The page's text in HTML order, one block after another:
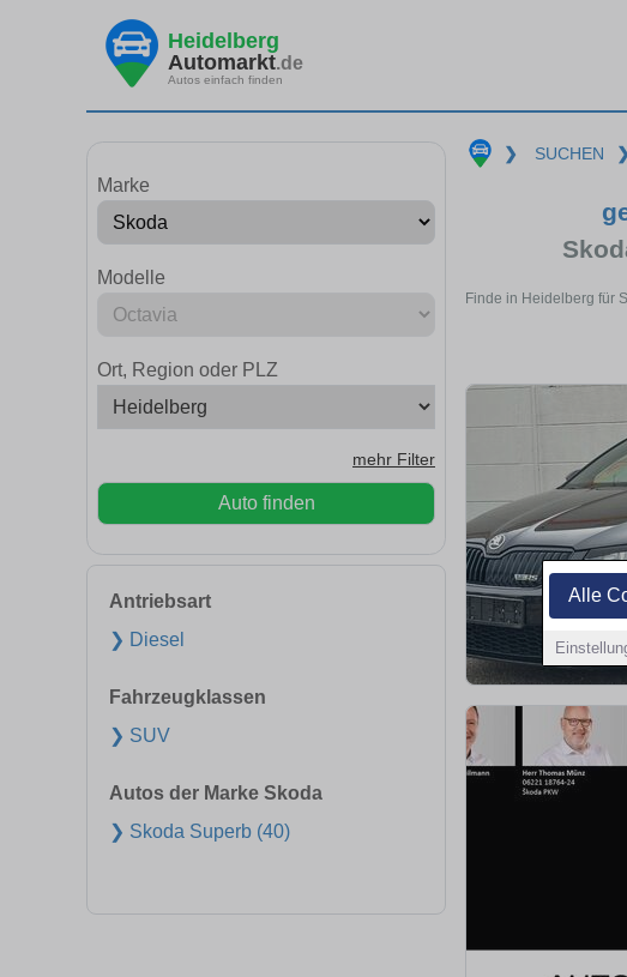
Alle
Heidelberg
Automarkt.de
Autos einfach finden
Marke
Modelle
Ort, Region oder PLZ
mehr Filter
Auto finden
Antriebsart
❯ Diesel
Fahrzeugklassen
❯ SUV
Autos der Marke Skoda
❯ Skoda Superb (40)
❯ SUCHEN ❯
Finde in Heidelberg für